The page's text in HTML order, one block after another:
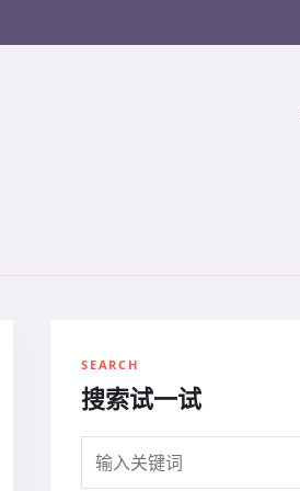
SEARCH
搜索试一试
搜索关键词